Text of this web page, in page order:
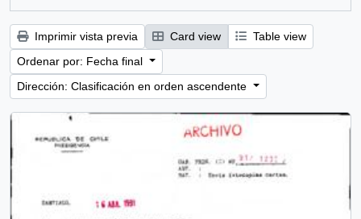
Imprimir vista previa Card view
Table view
Ordenar por: Fecha final
Dirección: Clasificación en orden ascendente